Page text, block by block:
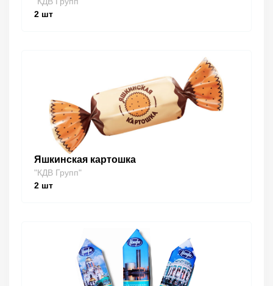
2 шт
Яшкинская картошка
"КДВ Групп"
2 шт